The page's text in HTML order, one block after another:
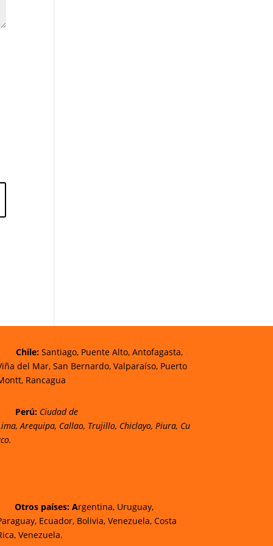
Chile:Santiago, Puente Alto, Antofagasta,
del Mar, San Bernardo, Valparaíso, Puerto
Rancagua
Perú: Ciudad de
,Arequipa, Callao, Trujillo, Chiclayo, Piura, Cu
Otros países: Argentina, Uruguay,
Ecuador, Bolivia, Venezuela, Costa
Venezuela.